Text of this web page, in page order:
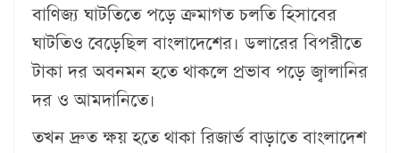
বাণিজ্য ঘাটতিতে পড়ে ক্রমাগত চলতি হিসাবের
ঘাটতিও বেড়েছিল বাংলাদেশের। ডলারের বিপরীতে
টাকা দর অবনমন হতে থাকলে প্রভাব পড়ে জ্বালানির
দর ও আমদানিতে।
তখন দ্রুত ক্ষয় হতে থাকা রিজার্ভ বাড়াতে বাংলাদেশ